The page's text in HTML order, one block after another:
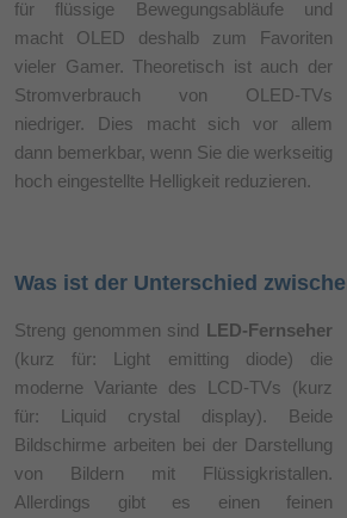
für flüssige Bewegungsabläufe und
macht OLED deshalb zum Favoriten
vieler Gamer. Theoretisch ist auch der
Stromverbrauch von OLED-TVs
niedriger. Dies macht sich vor allem
dann bemerkbar, wenn Sie die werkseitig
hoch eingestellte Helligkeit reduzieren.
Was ist der Unterschied
Streng genommen sind LED-Fernseher
(kurz für: Light emitting diode) die
moderne Variante des LCD-TVs (kurz
für: Liquid crystal display). Beide
Bildschirme arbeiten bei der Darstellung
von Bildern mit Flüssigkristallen.
Allerdings gibt es einen feinen